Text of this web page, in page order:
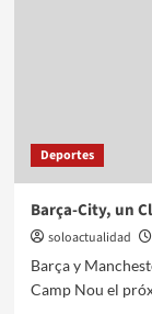
Deportes
Barça-City, un
soloactualidad
Barça y
Camp Nou el